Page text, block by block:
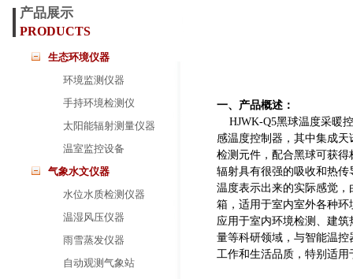
产品展示
PRODUCTS
生态环境仪器
环境监测仪器
手持环境检测仪
太阳能辐射测量仪器
温室监控设备
气象水文仪器
水位水质检测仪器
温湿风压仪器
雨雪蒸发仪器
自动观测气象站
一、产品概述：
HJWK-Q5黑球温度采暖
感温度控制器，其中集成
检测元件，配合黑球可获
辐射具有很强的吸收和热
温度表示出来的实际感觉
箱，适用于室内室外各种
应用于室内环境检测、建
量等科研领域，与智能温
工作和生活品质，特别适